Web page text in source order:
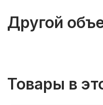
Другой
Товары в